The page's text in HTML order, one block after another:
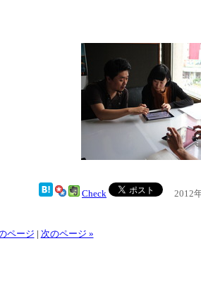
Check 2012
ページ | 次のページ »